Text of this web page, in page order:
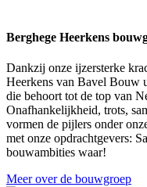
Berghege Heerkens
Dankzij onze ijzersterke
Heerkens van Bavel Bouw
die behoort tot de top van
Onafhankelijkheid, trots,
vormen de pijlers onder
met onze opdrachtgevers:
bouwambities waar!
Meer over de bouwgroep